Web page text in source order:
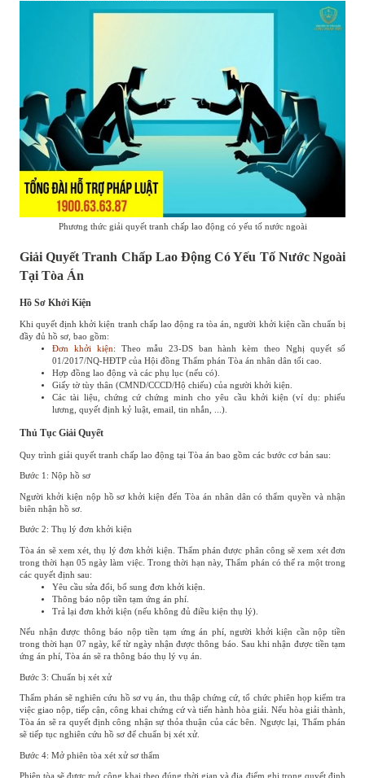
Phương thức giải quyết tranh chấp lao động có yếu tố nước ngoài
Giải Quyết Tranh Chấp Lao Động Có Yếu Tố Nước Ngoài
Tại Tòa Án
Hồ Sơ Khởi Kiện
Khi quyết định khởi kiện tranh chấp lao động ra tòa án, người khởi kiện cần chuẩn bị
đầy đủ hồ sơ, bao gồm:
Đơn khởi kiện: Theo mẫu 23-DS ban hành kèm theo Nghị quyết số
01/2017/NQ-HĐTP của Hội đồng Thẩm phán Tòa án nhân dân tối cao.
Hợp đồng lao động và các phụ lục (nếu có).
Giấy tờ tùy thân (CMND/CCCD/Hộ chiếu) của người khởi kiện.
Các tài liệu, chứng cứ chứng minh cho yêu cầu khởi kiện (ví dụ: phiếu
lương, quyết định kỷ luật, email, tin nhắn, ...).
Thủ Tục Giải Quyết
Quy trình giải quyết tranh chấp lao động tại Tòa án bao gồm các bước cơ bản sau:
Bước 1: Nộp hồ sơ
Người khởi kiện nộp hồ sơ khởi kiện đến Tòa án nhân dân có thẩm quyền và nhận
biên nhận hồ sơ.
Bước 2: Thụ lý đơn khởi kiện
Tòa án sẽ xem xét, thụ lý đơn khởi kiện. Thẩm phán được phân công sẽ xem xét đơn
trong thời hạn 05 ngày làm việc. Trong thời hạn này, Thẩm phán có thể ra một trong
các quyết định sau:
Yêu cầu sửa đổi, bổ sung đơn khởi kiện.
Thông báo nộp tiền tạm ứng án phí.
Trả lại đơn khởi kiện (nếu không đủ điều kiện thụ lý).
Nếu nhận được thông báo nộp tiền tạm ứng án phí, người khởi kiện cần nộp tiền
trong thời hạn 07 ngày, kể từ ngày nhận được thông báo. Sau khi nhận được tiền tạm
ứng án phí, Tòa án sẽ ra thông báo thụ lý vụ án.
Bước 3: Chuẩn bị xét xử
Thẩm phán sẽ nghiên cứu hồ sơ vụ án, thu thập chứng cứ, tổ chức phiên họp kiểm tra
việc giao nộp, tiếp cận, công khai chứng cứ và tiến hành hòa giải. Nếu hòa giải thành,
Tòa án sẽ ra quyết định công nhận sự thỏa thuận của các bên. Ngược lại, Thẩm phán
sẽ tiếp tục nghiên cứu hồ sơ để chuẩn bị xét xử.
Bước 4: Mở phiên tòa xét xử sơ thẩm